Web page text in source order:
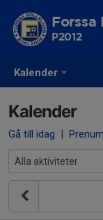
Kalender
Forssa
P2012
Kalender
Gå till idag |